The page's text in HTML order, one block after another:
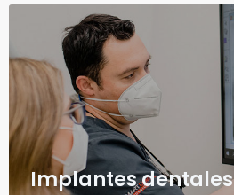
Implantes dentales